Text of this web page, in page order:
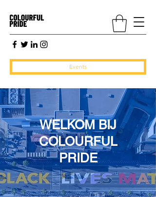
Events
WELKOM BIJ
COLOURFUL
PRIDE